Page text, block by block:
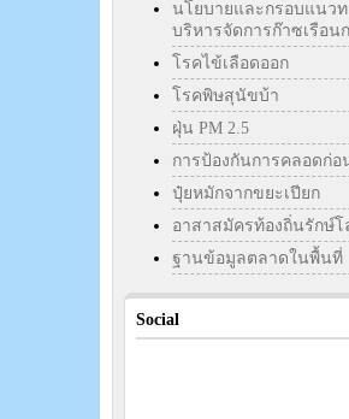
นโยบายและกรอบแนวท
บริหารจัดการก๊าซเรือน
โรคไข้เลือดออก
โรคพิษสุนัขบ้า
ฝุ่น PM 2.5
การป้องกันการคลอดก่อ
ปุ๋ยหมักจากขยะเปียก
อาสาสมัครท้องถิ่นรักษ์โ
ฐานข้อมูลตลาดในพื้นที่
Social